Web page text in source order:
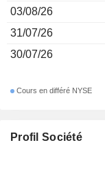
Profil Société
03/08/26
31/07/26
30/07/26
Cours en différé NYSE